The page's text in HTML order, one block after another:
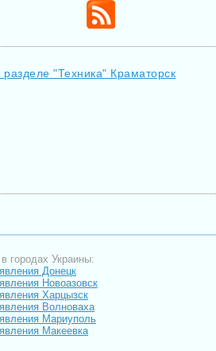
разделе "Техника" Краматорск
городах Украины:
Донецк
Новоазовск
Харцызск
Волноваха
Мариуполь
Макеевка